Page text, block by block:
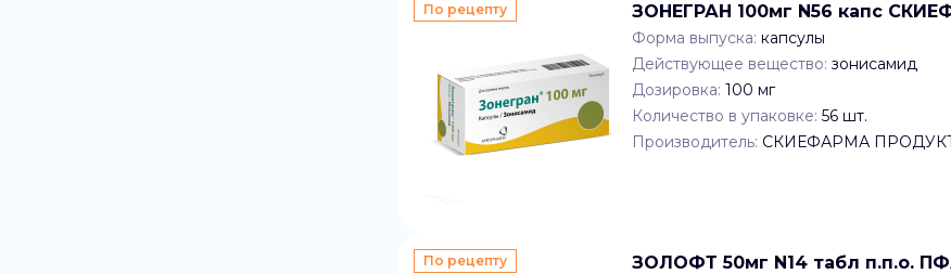
По рецепту ЗОНЕГРАН 100мг N56 капс
Форма выпуска: капсулы
Действующее вещество: зонисамид
Дозировка: 100 мг
Количество в упаковке: 56 шт.
Производитель: СКИЕФАРМА
По рецепту ЗОЛОФТ 50мг N14 табл п.п.о.